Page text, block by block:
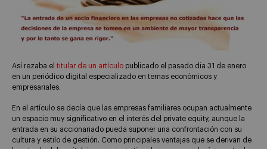
Así rezaba el titular de un artículo publicado el pasado dia 31 de enero
en un periódico digital especializado en temas económicos y
empresariales.
En el artículo se decía que las empresas familiares ocupan actualmente
un espacio muy significativo en el interés del private equity, aunque la
entrada en su accionariado pueda suponer una confrontación con su
cultura y estilo de gestión. Como principales ventajas que se derivan de